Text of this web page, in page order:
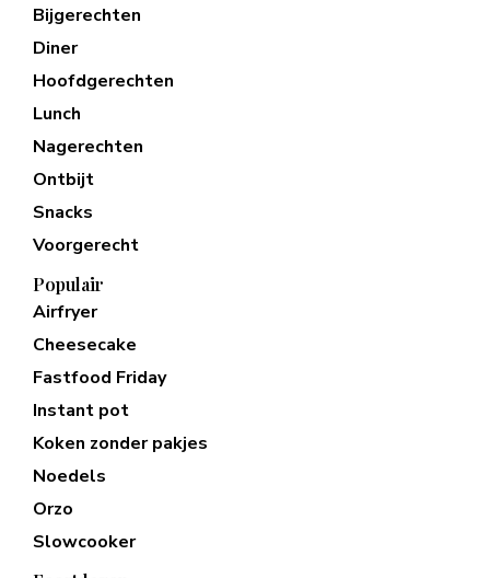
Bijgerechten
Diner
Hoofdgerechten
Lunch
Nagerechten
Ontbijt
Snacks
Voorgerecht
Populair
Airfryer
Cheesecake
Fastfood Friday
Instant pot
Koken zonder pakjes
Noedels
Orzo
Slowcooker